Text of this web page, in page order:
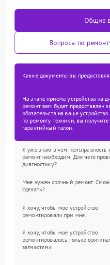
Общие
Вопросы по
Какие документы вы
На этапе приема устройства на
ремонт вам будет предоставлен
обязательств на ваше
по ремонту техники, вы
гарантийный талон.
Я уже знаю в чем неисправность
ремонт необходим. Для чего
диагностику?
Мне нужен срочный ремонт.
сделать?
Я хочу, чтобы мое устройство
ремонтировали при мне.
Я хочу, чтобы мое устройство
ремонтировалось только
запчастями.